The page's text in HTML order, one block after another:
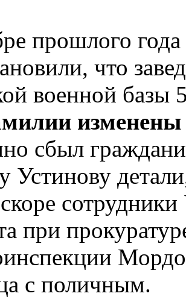
прошлого
что
военной базы
изменены
сбыл
Устинову
при
с поличным.